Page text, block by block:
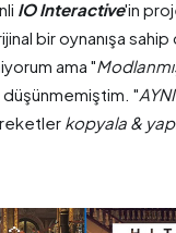
IO Interactive'in
bir oynanışa
ama "
düşünmemiştim. "
kopyala &